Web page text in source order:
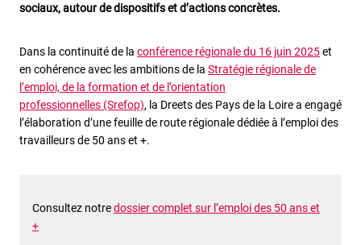
sociaux, autour de dispositifs et d’actions concrètes.
Dans la continuité de la conférence régionale du 16 juin 2025et
en cohérence avec les ambitions de la Stratégie régionale de
l’emploi, de la formation et de l’orientation
professionnelles (Srefop), la Dreets des Pays de la Loire a engagé
l’élaboration d’une feuille de route régionale dédiée à l’emploi des
travailleurs de 50 ans et +.
Consultez notredossier complet sur l’emploi des 50 ans et
+